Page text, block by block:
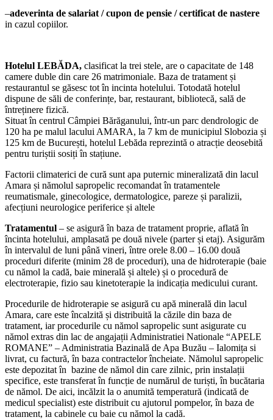
–adeverinta de salariat / cupon de pensie / certificat de nastere
in cazul copiilor.
Hotelul LEBĂDA, clasificat la trei stele, are o capacitate de 148
camere duble din care 26 matrimoniale. Baza de tratament și
restaurantul se găsesc tot în incinta hotelului. Totodată hotelul
dispune de săli de conferințe, bar, restaurant, bibliotecă, sală de
întreținere fizică.
Situat în centrul Câmpiei Bărăganului, într-un parc dendrologic de
120 ha pe malul lacului AMARA, la 7 km de municipiul Slobozia și
125 km de București, hotelul Lebăda reprezintă o atracție deosebită
pentru turiștii sosiți în stațiune.
Factorii climaterici de cură sunt apa puternic mineralizată din lacul
Amara și nămolul sapropelic recomandat în tratamentele
reumatismale, ginecologice, dermatologice, pareze și paralizii,
afecțiuni neurologice periferice și altele
Tratamentul – se asigură în baza de tratament proprie, aflată în
încinta hotelului, amplasată pe două nivele (parter și etaj). Asigurăm
în intervalul de luni până vineri, între orele 8.00 – 16.00 două
proceduri diferite (minim 28 de proceduri), una de hidroterapie (baie
cu nămol la cadă, baie minerală și altele) și o procedură de
electroterapie, fizio sau kinetoterapie la indicația medicului curant.
Procedurile de hidroterapie se asigură cu apă minerală din lacul
Amara, care este încalzită și distribuită la căzile din baza de
tratament, iar procedurile cu nămol sapropelic sunt asigurate cu
nămol extras din lac de angajații Administratiei Nationale “APELE
ROMANE” – Administratia Bazinală de Apa Buzău – Ialomița si
livrat, cu factură, în baza contractelor încheiate. Nămolul sapropelic
este depozitat în bazine de nămol din care zilnic, prin instalații
specifice, este transferat în funcție de numărul de turiști, în bucătaria
de nămol. De aici, incălzit la o anumită temperatură (indicată de
medicul specialist) este distribuit cu ajutorul pompelor, în baza de
tratament, la cabinele cu baie cu nămol la cadă.